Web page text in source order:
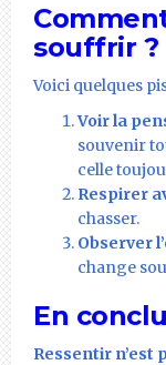
souffrir ?
Voici quelques
Voir la
souvenir
celle
Respirer
chasser.
Observer
change
En
Ressentir n’est